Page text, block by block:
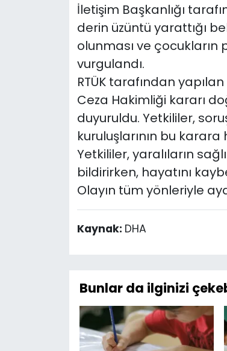
İletişim Başkanlığı
derin üzüntü yarattığı
olunması ve
vurgulandı.
RTÜK tarafından
Ceza Hakimliği kararı
duyuruldu. Yetkililer,
kuruluşlarının bu
Yetkililer, yaralıların
bildirirken, hayatını
Olayın tüm yönleriyle
Kaynak: DHA
Bunlar da ilginizi